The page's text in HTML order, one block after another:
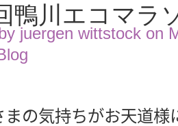
鴨川エコマラ
juergen wittstockon
まの気持ちがお天道